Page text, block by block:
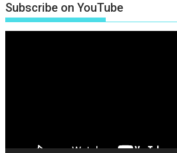
Subscribe on YouTube